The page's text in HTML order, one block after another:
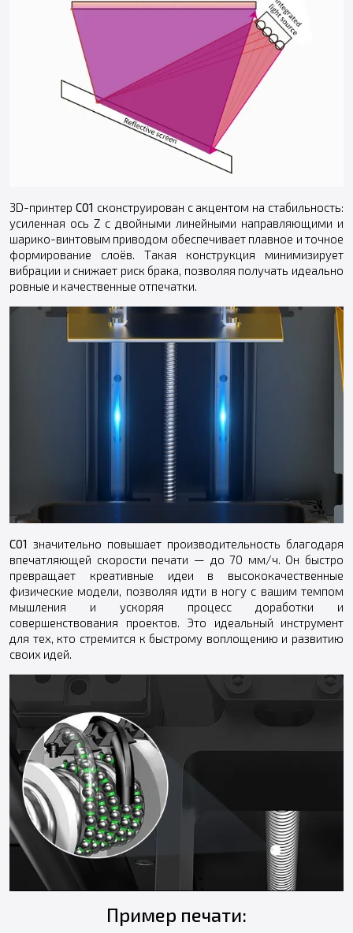
3D-принтер C01 сконструирован с акцентом на стабильность:
усиленная ось Z с двойными линейными направляющими и
шарико-винтовым приводом обеспечивает плавное и точное
формирование слоёв. Такая конструкция минимизирует
вибрации и снижает риск брака, позволяя получать идеально
ровные и качественные отпечатки.
C01 значительно повышает производительность благодаря
впечатляющей скорости печати — до 70 мм/ч. Он быстро
превращает креативные идеи в высококачественные
физические модели, позволяя идти в ногу с вашим темпом
мышления и ускоряя процесс доработки и
совершенствования проектов. Это идеальный инструмент
для тех, кто стремится к быстрому воплощению и развитию
своих идей.
Пример печати: